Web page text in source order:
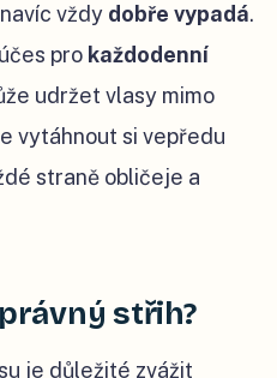
vždy dobře vypadá.
pro každodenní
udržet vlasy mimo
vytáhnout si vepředu
straně obličeje a
střih?
je důležité zvážit